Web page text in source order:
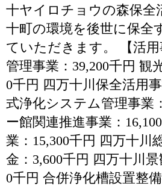
十ヤイロチョウの森保全
十町の環境を後世に保全
ていただきます。 【活
管理事業：39,200千円 観
0千円 四万十川保全活用
式浄化システム管理事業
ー館関連推進事業：
業：15,300千円 四万十川
金：3,600千円 四万十川
0千円 合併浄化槽設置整